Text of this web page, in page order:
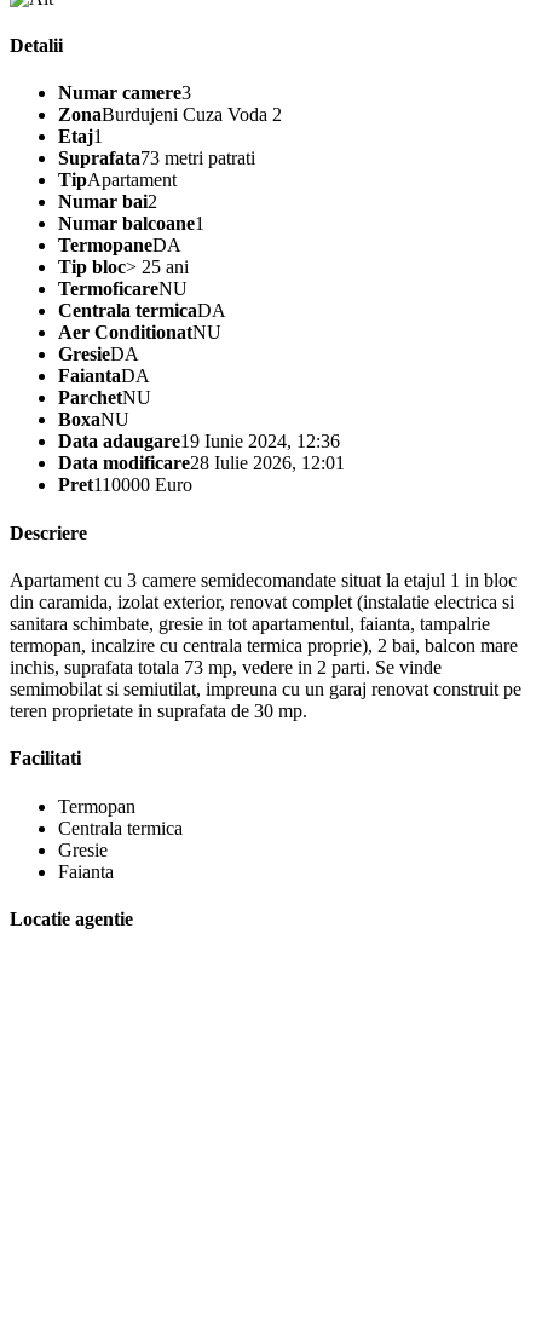
Detalii
Numar camere3
ZonaBurdujeni Cuza Voda 2
Etaj1
Suprafata73 metri patrati
TipApartament
Numar bai2
Numar balcoane1
TermopaneDA
Tip bloc> 25 ani
TermoficareNU
Centrala termicaDA
Aer ConditionatNU
GresieDA
FaiantaDA
ParchetNU
BoxaNU
Data adaugare19 Iunie 2024, 12:36
Data modificare28 Iulie 2026, 12:01
Pret110000 Euro
Descriere
Apartament cu 3 camere semidecomandate situat la etajul 1 in bloc
din caramida, izolat exterior, renovat complet (instalatie electrica si
sanitara schimbate, gresie in tot apartamentul, faianta, tampalrie
termopan, incalzire cu centrala termica proprie), 2 bai, balcon mare
inchis, suprafata totala 73 mp, vedere in 2 parti. Se vinde
semimobilat si semiutilat, impreuna cu un garaj renovat construit pe
teren proprietate in suprafata de 30 mp.
Facilitati
Termopan
Centrala termica
Gresie
Faianta
Locatie agentie